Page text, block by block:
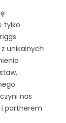
tylko
unikalnych
nas
partnerem